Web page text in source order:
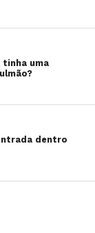
tinha uma
dentro